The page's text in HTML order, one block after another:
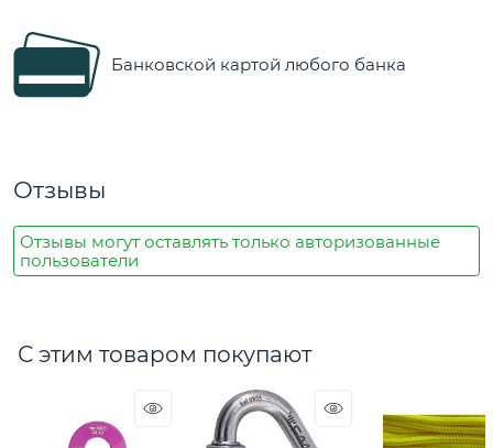
Банковской картой любого банка
Отзывы
Отзывы могут оставлять только авторизованные
пользователи
С этим товаром покупают